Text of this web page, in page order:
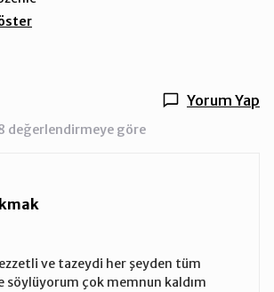
Yorum Yap
değerlendirmeye göre
ve tazeydi her şeyden tüm
çok memnun kaldım